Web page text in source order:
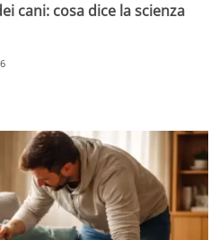
cani: cosa dice la scienza